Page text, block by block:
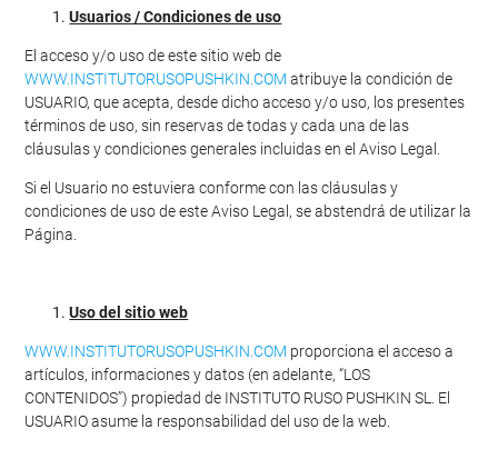
Usuarios / Condiciones de uso
El acceso y/o uso de este sitio web de
WWW.INSTITUTORUSOPUSHKIN.COM atribuye la condición de
USUARIO, que acepta, desde dicho acceso y/o uso, los presentes
términos de uso, sin reservas de todas y cada una de las
cláusulas y condiciones generales incluidas en el Aviso Legal.
Si el Usuario no estuviera conforme con las cláusulas y
condiciones de uso de este Aviso Legal, se abstendrá de utilizar la
Página.
Uso del sitio web
WWW.INSTITUTORUSOPUSHKIN.COM proporciona el acceso a
artículos, informaciones y datos (en adelante, “LOS
CONTENIDOS”) propiedad de INSTITUTO RUSO PUSHKIN SL. El
USUARIO asume la responsabilidad del uso de la web.